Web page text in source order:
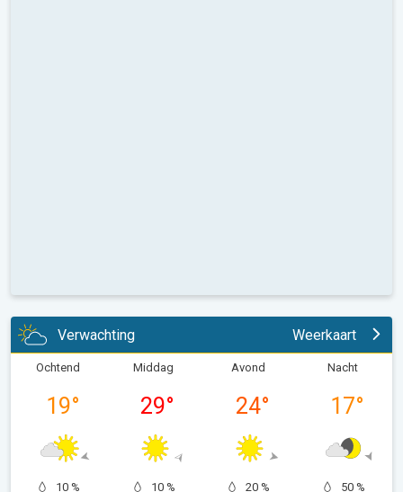
Verwachting Weerkaart
Ochtend
19°
10 %
Middag
29°
10 %
Avond
24°
20 %
Nacht
17°
50 %